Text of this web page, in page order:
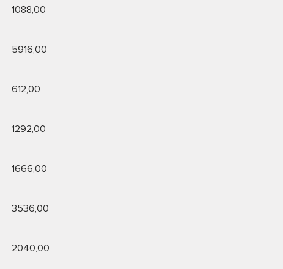
1088,00
5916,00
612,00
1292,00
1666,00
3536,00
2040,00